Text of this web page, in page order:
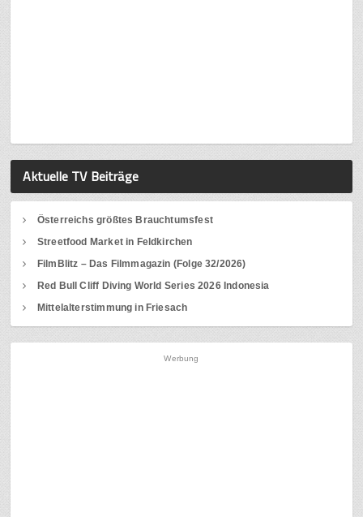
Aktuelle TV Beiträge
Österreichs größtes Brauchtumsfest
Streetfood Market in Feldkirchen
FilmBlitz – Das Filmmagazin (Folge 32/2026)
Red Bull Cliff Diving World Series 2026 Indonesia
Mittelalterstimmung in Friesach
Werbung